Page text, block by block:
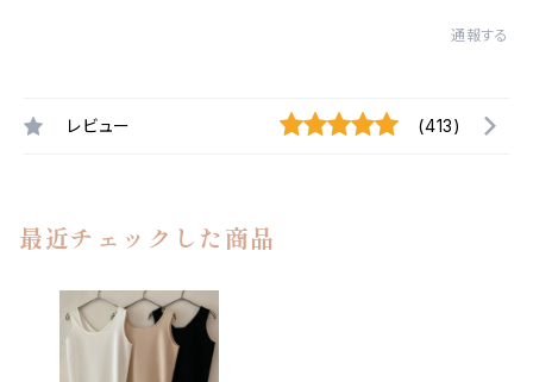
通報する
レビュー (413)
最近チェックした商品